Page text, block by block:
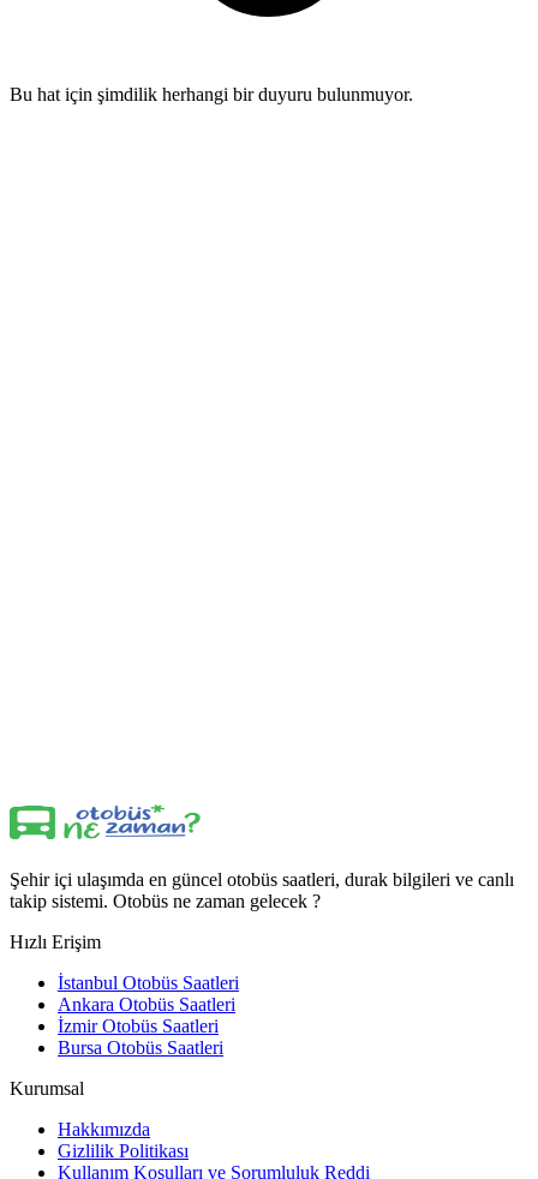
Bu hat için şimdilik herhangi bir duyuru bulunmuyor.
Şehir içi ulaşımda en güncel otobüs saatleri, durak bilgileri ve canlı
takip sistemi. Otobüs ne zaman gelecek ?
Hızlı Erişim
İstanbul Otobüs Saatleri
Ankara Otobüs Saatleri
İzmir Otobüs Saatleri
Bursa Otobüs Saatleri
Kurumsal
Hakkımızda
Gizlilik Politikası
Kullanım Koşulları ve Sorumluluk Reddi